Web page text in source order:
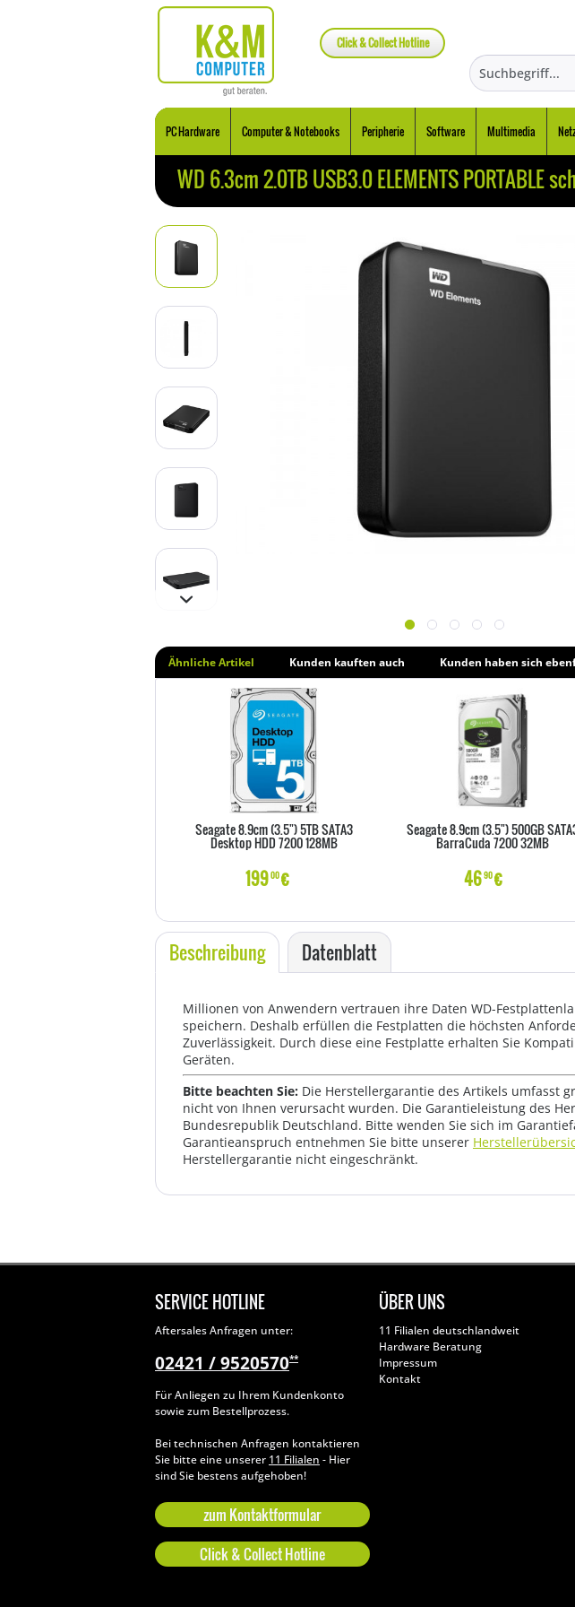
Click & Collect Hotline
PC Hardware Computer & Notebooks Peripherie Software Multimedia
WD 6.3cm 2.0TB USB3.0 ELEMENTS PORTABLE
Ähnliche Artikel Kunden kauften auch Kunden haben sich
Seagate 8.9cm (3.5") 5TB SATA3
Desktop HDD 7200 128MB
19900€
Seagate 8.9cm (3.5") 500GB
BarraCuda 7200 32MB
4690€
Beschreibung Datenblatt
Millionen von Anwendern vertrauen ihre Daten WD-
speichern. Deshalb erfüllen die Festplatten die höchsten
Zuverlässigkeit. Durch diese eine Festplatte erhalten Sie
Geräten.
Bitte beachten Sie: Die Herstellergarantie des Artikels umfasst
nicht von Ihnen verursacht wurden. Die Garantieleistung des
Bundesrepublik Deutschland. Bitte wenden Sie sich im
Garantieanspruch entnehmen Sie bitte unserer
Herstellergarantie nicht eingeschränkt.
SERVICE HOTLINE
Aftersales Anfragen unter:
02421 / 9520570**
Für Anliegen zu Ihrem Kundenkonto
sowie zum Bestellprozess.
Bei technischen Anfragen kontaktieren
Sie bitte eine unserer 11 Filialen - Hier
sind Sie bestens aufgehoben!
zum Kontaktformular
Click & Collect Hotline
ÜBER UNS
11 Filialen deutschlandweit
Hardware Beratung
Impressum
Kontakt